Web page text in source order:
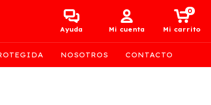
Ayuda Mi cuenta Mi carrito
0
NOSOTROS CONTACTO